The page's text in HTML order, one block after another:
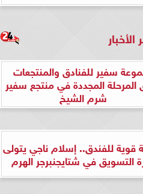
الأخبار
سفير للفنادق والمنتجعات
المجددة في منتجع سفير
شرم الشيخ
قوية للفندق.. إسلام ناجي يتولى
التسويق في شتايجنبرجر الهرم